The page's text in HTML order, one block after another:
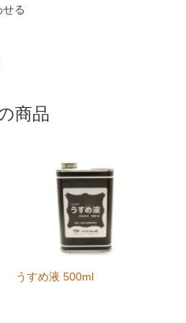
る
商品
うすめ液 500ml